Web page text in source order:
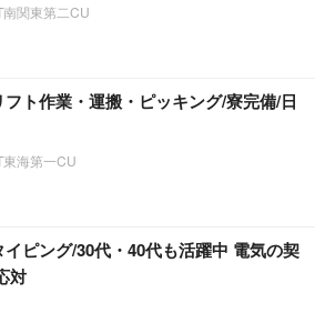
関東第二CU
ト作業・運搬・ピッキング/寮完備/日
海第一CU
ピング/30代・40代も活躍中 電気の契
対